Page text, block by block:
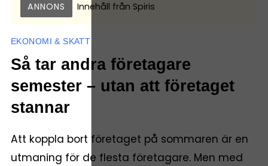
ANNONS Innehåll från Spiris
EKONOMI & SKATT
Så tar andra företagare
semester – utan att företaget
stannar
Att koppla bort företaget på sommaren är en
utmaning för de flesta företagare. Men med